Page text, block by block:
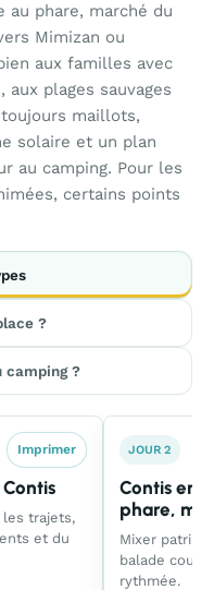
au phare, marché du
Mimizan ou
aux familles avec
plages sauvages
maillots,
solaire et un plan
au camping. Pour les
certains points
?
camping ?
Imprimer
les trajets,
et du
JOUR 2
Contis en
phare,
Mixer
balade
rythmée.